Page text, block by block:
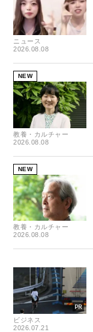
ニュース
2026.08.08
NEW
教養・カルチャー
2026.08.08
NEW
教養・カルチャー
2026.08.08
ビジネス
2026.07.21